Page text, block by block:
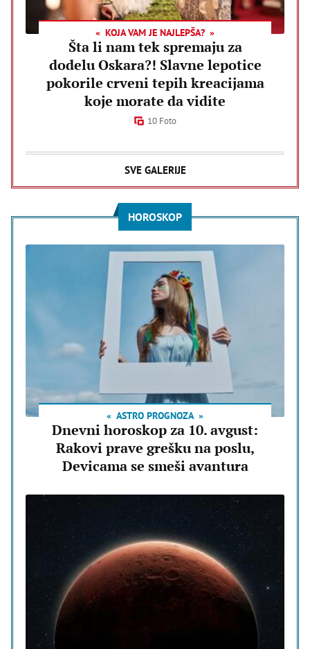
KOJA VAM JE NAJLEPŠA?
Šta li nam tek spremaju za
dodelu Oskara?! Slavne lepotice
pokorile crveni tepih kreacijama
koje morate da vidite
10 Foto
SVE GALERIJE
HOROSKOP
ASTRO PROGNOZA
Dnevni horoskop za 10. avgust:
Rakovi prave grešku na poslu,
Devicama se smeši avantura